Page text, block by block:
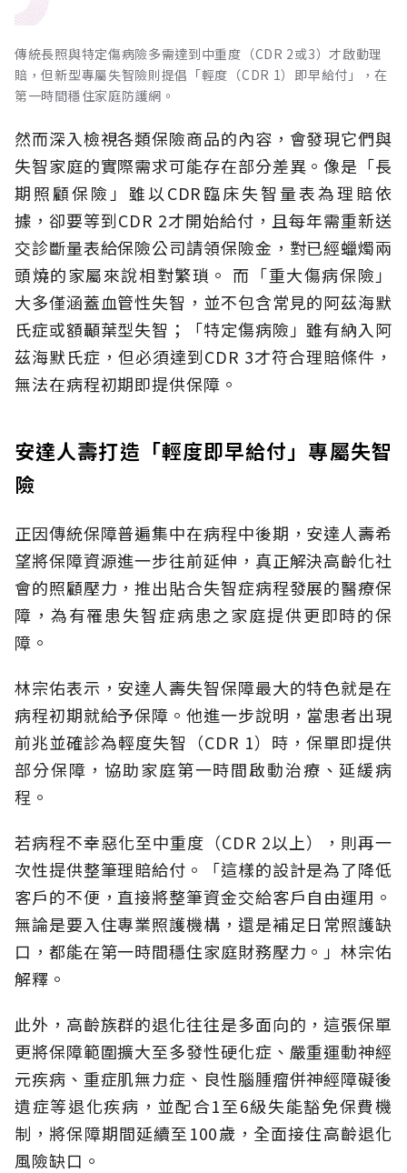
傳統長照與特定傷病險多需達到中重度（CDR 2或3）才啟動理
賠，但新型專屬失智險則提倡「輕度（CDR 1）即早給付」，在
第一時間穩住家庭防護網。
然而深入檢視各類保險商品的內容，會發現它們與
失智家庭的實際需求可能存在部分差異。像是「長
期照顧保險」雖以CDR臨床失智量表為理賠依
據，卻要等到CDR 2才開始給付，且每年需重新送
交診斷量表給保險公司請領保險金，對已經蠟燭兩
頭燒的家屬來說相對繁瑣。 而「重大傷病保險」
大多僅涵蓋血管性失智，並不包含常見的阿茲海默
氏症或額顳葉型失智；「特定傷病險」雖有納入阿
茲海默氏症，但必須達到CDR 3才符合理賠條件，
無法在病程初期即提供保障。
安達人壽打造「輕度即早給付」專屬失智
險
正因傳統保障普遍集中在病程中後期，安達人壽希
望將保障資源進一步往前延伸，真正解決高齡化社
會的照顧壓力，推出貼合失智症病程發展的醫療保
障，為有罹患失智症病患之家庭提供更即時的保
障。
林宗佑表示，安達人壽失智保障最大的特色就是在
病程初期就給予保障。他進一步說明，當患者出現
前兆並確診為輕度失智（CDR 1）時，保單即提供
部分保障，協助家庭第一時間啟動治療、延緩病
程。
若病程不幸惡化至中重度（CDR 2以上），則再一
次性提供整筆理賠給付。「這樣的設計是為了降低
客戶的不便，直接將整筆資金交給客戶自由運用。
無論是要入住專業照護機構，還是補足日常照護缺
口，都能在第一時間穩住家庭財務壓力。」林宗佑
解釋。
此外，高齡族群的退化往往是多面向的，這張保單
更將保障範圍擴大至多發性硬化症、嚴重運動神經
元疾病、重症肌無力症、良性腦腫瘤併神經障礙後
遺症等退化疾病，並配合1至6級失能豁免保費機
制，將保障期間延續至100歲，全面接住高齡退化
風險缺口。